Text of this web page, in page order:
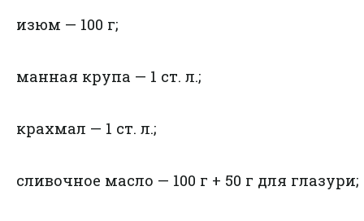
изюм — 100 г;
манная крупа — 1 ст. л.;
крахмал — 1 ст. л.;
сливочное масло — 100 г + 50 г для глазури;